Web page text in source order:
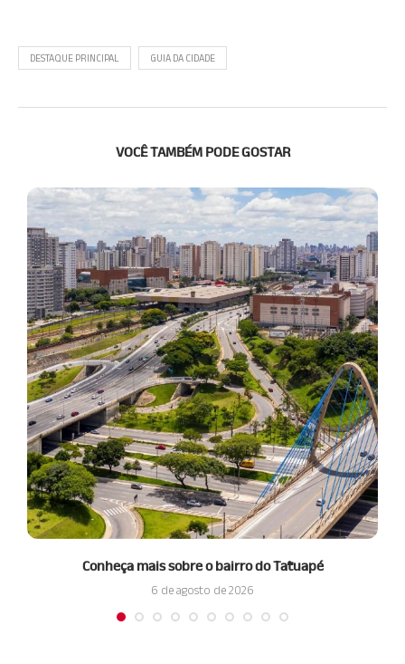
DESTAQUE PRINCIPAL GUIA DA CIDADE
VOCÊ TAMBÉM PODE GOSTAR
Conheça mais sobre o bairro do Tatuapé
6 de agosto de 2026